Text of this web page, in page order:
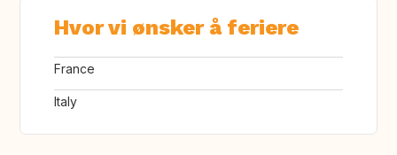
Hvor vi ønsker å feriere
France
Italy